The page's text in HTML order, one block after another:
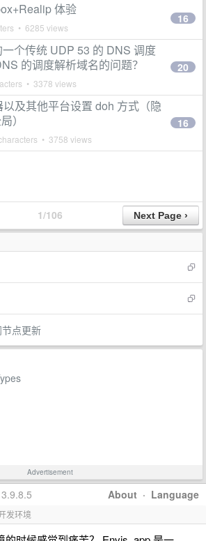
体验
• 6285 views
16
个传统 UDP 53 的 DNS 调度
的调度解析域名的问题？
• 3378 views
20
及其他平台设置 doh 方式（隐
）
• 3758 views
16
1/106
点更新
Advertisement
About · Language
发环境